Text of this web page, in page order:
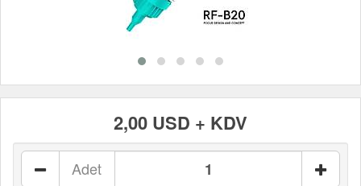
2,00 USD + KDV
Adet